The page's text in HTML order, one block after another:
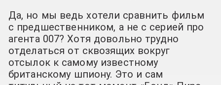
Да, но мы ведь хотели сравнить фильм
с предшественником, а не с серией про
агента 007? Хотя довольно трудно
отделаться от сквозящих вокруг
отсылок к самому известному
британскому шпиону. Это и сам